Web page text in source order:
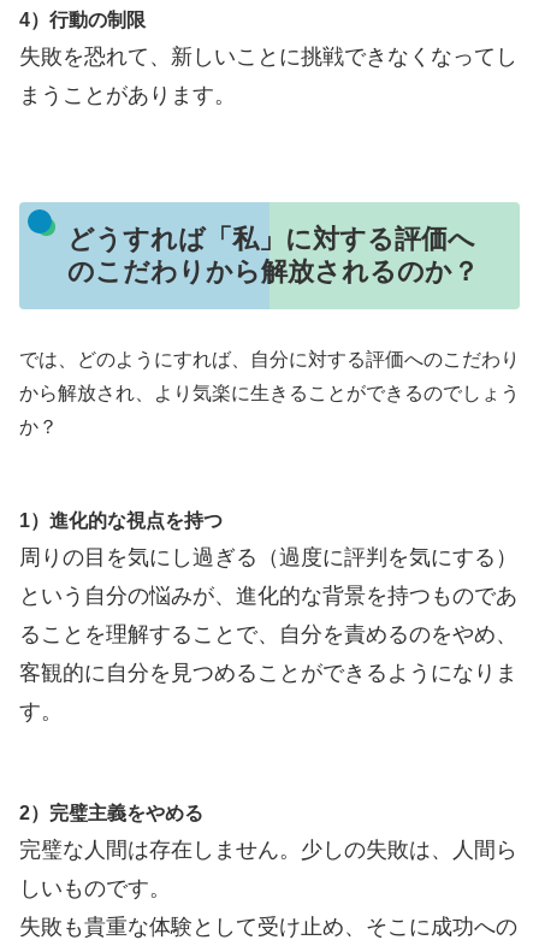
4）行動の制限
失敗を恐れて、新しいことに挑戦できなくなってし
まうことがあります。
どうすれば「私」に対する評価へ
のこだわりから解放されるのか？
では、どのようにすれば、自分に対する評価へのこだわり
から解放され、より気楽に生きることができるのでしょう
か？
1）進化的な視点を持つ
周りの目を気にし過ぎる（過度に評判を気にする）
という自分の悩みが、進化的な背景を持つものであ
ることを理解することで、自分を責めるのをやめ、
客観的に自分を見つめることができるようになりま
す。
2）完璧主義をやめる
完璧な人間は存在しません。少しの失敗は、人間ら
しいものです。
失敗も貴重な体験として受け止め、そこに成功への